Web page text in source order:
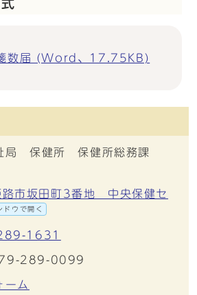
数届 (Word、17.75KB)
局 保健所 保健所総務課
市坂田町3番地 中央保健セ
ドウで開く
1631
289-0099
ーム